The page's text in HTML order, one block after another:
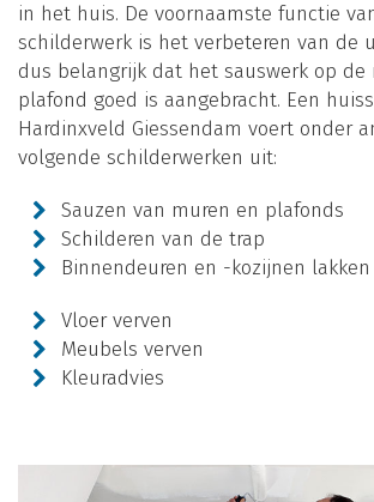
in het huis. De voornaamste functie
schilderwerk is het verbeteren van de
dus belangrijk dat het sauswerk op
plafond goed is aangebracht. Een
Hardinxveld Giessendam voert onder
volgende schilderwerken uit:
Sauzen van muren en plafonds
Schilderen van de trap
Binnendeuren en -kozijnen lakken
Vloer verven
Meubels verven
Kleuradvies